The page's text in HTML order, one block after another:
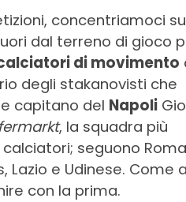
concentriamoci
dal terreno di gioco
di movimento
degli stakanovisti che
capitano del Napoli
, la squadra più
seguono
e Udinese. Come
con la prima.